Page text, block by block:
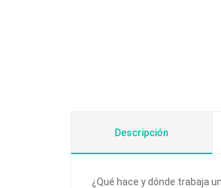
Descripción
¿Qué hace y dónde trabaja